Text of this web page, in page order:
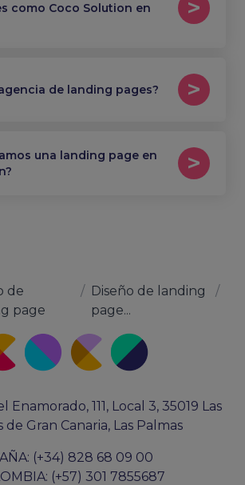
como Coco Solution en
de landing pages?
una landing page en
de
page
/ Diseño de landing
page...
/
Enamorado, 111, Local 3, 35019 Las
de Gran Canaria, Las Palmas
(+34) 828 68 09 00
(+57) 301 7855687